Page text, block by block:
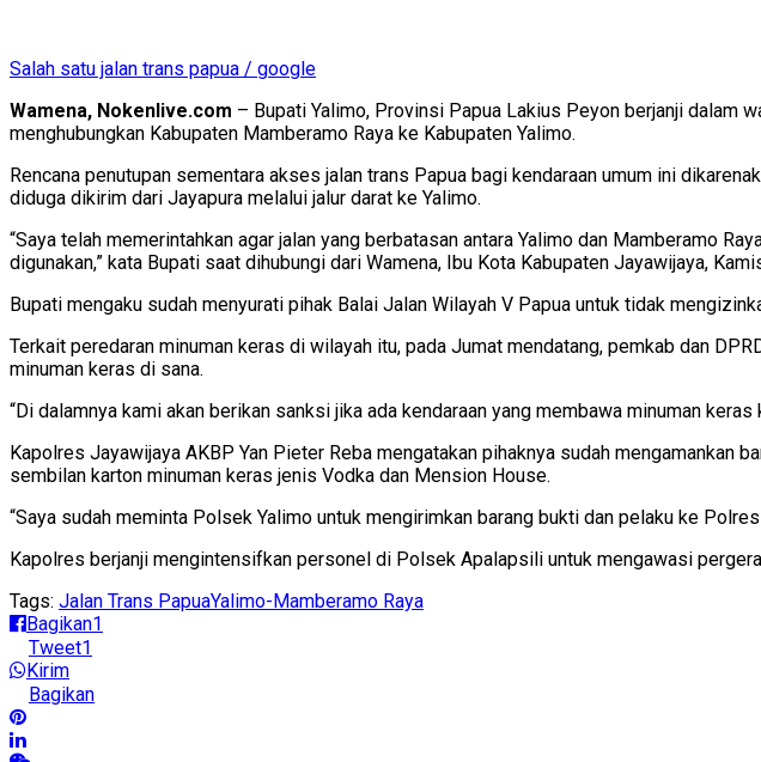
Salah satu jalan trans papua / google
Wamena, Nokenlive.com – Bupati Yalimo, Provinsi Papua Lakius Peyon berjanji dalam
menghubungkan Kabupaten Mamberamo Raya ke Kabupaten Yalimo.
Rencana penutupan sementara akses jalan trans Papua bagi kendaraan umum ini
diduga dikirim dari Jayapura melalui jalur darat ke Yalimo.
“Saya telah memerintahkan agar jalan yang berbatasan antara Yalimo dan Mamberamo
digunakan,” kata Bupati saat dihubungi dari Wamena, Ibu Kota Kabupaten Jayawijaya,
Bupati mengaku sudah menyurati pihak Balai Jalan Wilayah V Papua untuk tidak
Terkait peredaran minuman keras di wilayah itu, pada Jumat mendatang, pemkab dan
minuman keras di sana.
“Di dalamnya kami akan berikan sanksi jika ada kendaraan yang membawa minuman
Kapolres Jayawijaya AKBP Yan Pieter Reba mengatakan pihaknya sudah mengamankan
sembilan karton minuman keras jenis Vodka dan Mension House.
“Saya sudah meminta Polsek Yalimo untuk mengirimkan barang bukti dan pelaku ke
Kapolres berjanji mengintensifkan personel di Polsek Apalapsili untuk mengawasi
Tags: Jalan Trans PapuaYalimo-Mamberamo Raya
Bagikan1
Tweet1
Kirim
Bagikan